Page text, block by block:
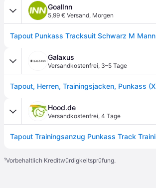
GoalInn
5,99 € Versand, Morgen
Tapout Punkass Tracksuit Schwarz M Mann
Galaxus
Versandkostenfrei, 3–5 Tage
Hood.de
Versandkostenfrei, 4 Tage
¹Vorbehaltlich Kreditwürdigkeitsprüfung.